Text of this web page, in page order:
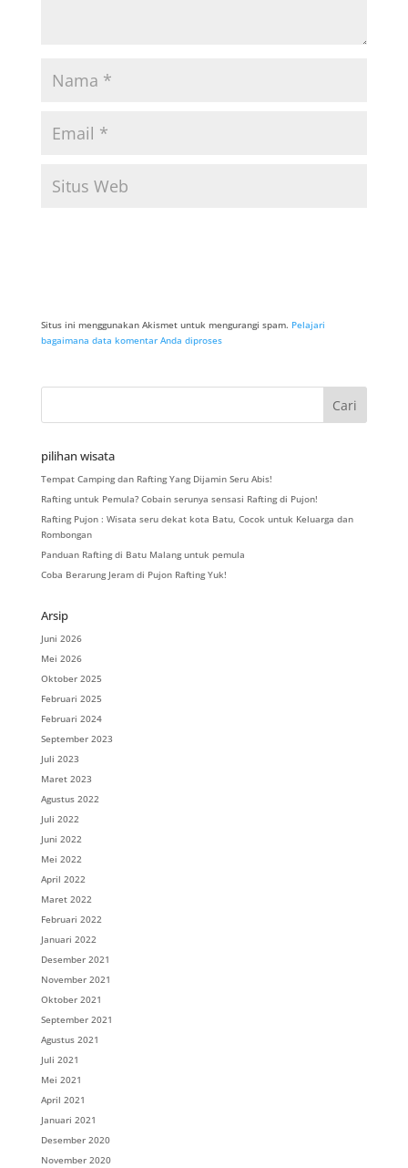
Situs ini menggunakan Akismet untuk mengurangi spam. Pelajari
bagaimana data komentar Anda diproses
pilihan wisata
Tempat Camping dan Rafting Yang Dijamin Seru Abis!
Rafting untuk Pemula? Cobain serunya sensasi Rafting di Pujon!
Rafting Pujon : Wisata seru dekat kota Batu, Cocok untuk Keluarga dan
Rombongan
Panduan Rafting di Batu Malang untuk pemula
Coba Berarung Jeram di Pujon Rafting Yuk!
Arsip
Juni 2026
Mei 2026
Oktober 2025
Februari 2025
Februari 2024
September 2023
Juli 2023
Maret 2023
Agustus 2022
Juli 2022
Juni 2022
Mei 2022
April 2022
Maret 2022
Februari 2022
Januari 2022
Desember 2021
November 2021
Oktober 2021
September 2021
Agustus 2021
Juli 2021
Mei 2021
April 2021
Januari 2021
Desember 2020
November 2020